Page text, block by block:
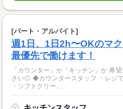
[パート・アルバイト]
週1日、1日2h〜OKのマ
最優先で働けます！
「カウンター」か「キッチン」か 希
さい◎ ◆カウンタースタッフ ・レジでの接客、注文 ・ドリンク作り
・ソフトクリー...